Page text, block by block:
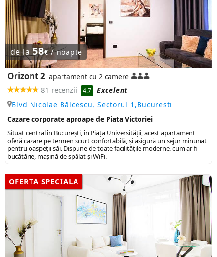
de la 58€/noapte
Orizont 2 apartament cu 2 camere
81 recenzii 4.7
Excelent
Blvd Nicolae Bălcescu, Sectorul 1,Bucuresti
Cazare corporate aproape de Piata Victoriei
Situat central în București, în Piața Universității, acest apartament
oferă cazare pe termen scurt confortabilă, și asigură un sejur minunat
pentru oaspeții săi. Dispune de toate facilitățile moderne, cum ar fi
bucătărie, mașină de spălat și WiFi.
OFERTA SPECIALA